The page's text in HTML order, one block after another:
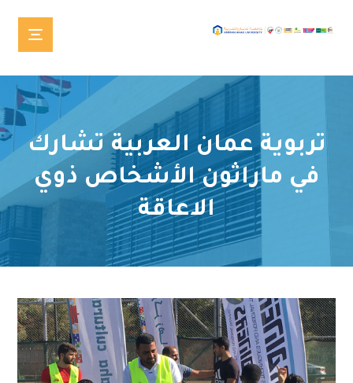
تربوية عمان العربية تشارك
في ماراثون الأشخاص ذوي
الاعاقة